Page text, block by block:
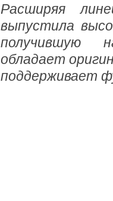
Расширяя
выпустила
получившую
обладает
поддерживает